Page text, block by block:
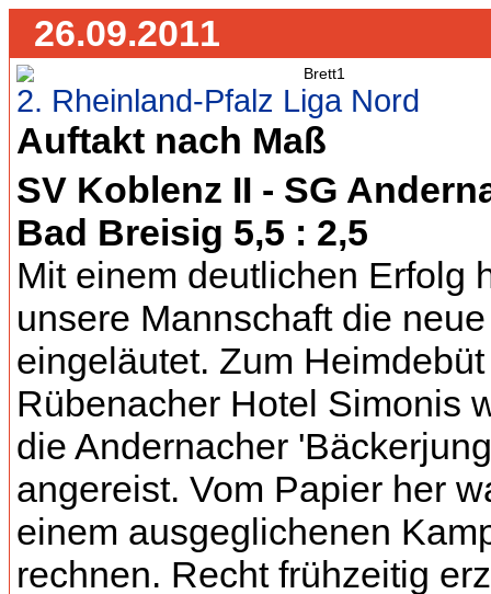
26.09.2011
2. Rheinland-Pfalz Liga Nord
Auftakt nach Maß
SV Koblenz II - SG
Bad Breisig 5,5 : 2,5
Mit einem deutlichen Erfolg
unsere Mannschaft die
eingeläutet. Zum
Rübenacher Hotel Simonis
die Andernacher
angereist. Vom Papier her
einem ausgeglichenen
rechnen. Recht frühzeitig